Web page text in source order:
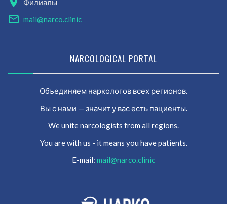
Филиалы
mail@narco.clinic
NARCOLOGICAL PORTAL
Объединяем наркологов всех регионов.
Вы с нами — значит у вас есть пациенты.
We unite narcologists from all regions.
You are with us - it means you have patients.
E-mail: mail@narco.clinic